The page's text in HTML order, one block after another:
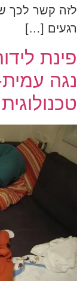
לזה קשר לכך
רגעים […]
פינת
נגה